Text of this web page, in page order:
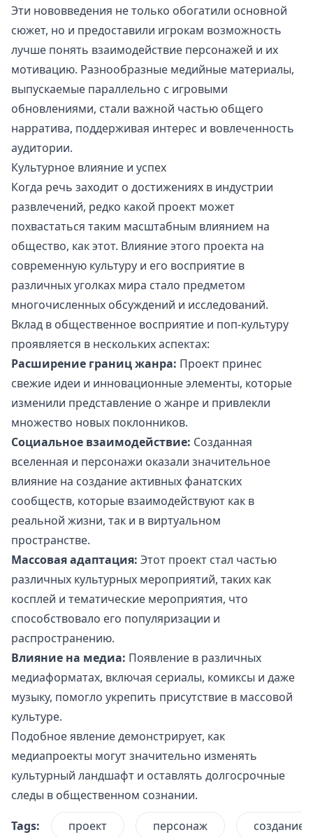
Эти нововведения не только обогатили основной
сюжет, но и предоставили игрокам возможность
лучше понять взаимодействие персонажей и их
мотивацию. Разнообразные медийные материалы,
выпускаемые параллельно с игровыми
обновлениями, стали важной частью общего
нарратива, поддерживая интерес и вовлеченность
аудитории.
Культурное влияние и успех
Когда речь заходит о достижениях в индустрии
развлечений, редко какой проект может
похвастаться таким масштабным влиянием на
общество, как этот. Влияние этого проекта на
современную культуру и его восприятие в
различных уголках мира стало предметом
многочисленных обсуждений и исследований.
Вклад в общественное восприятие и поп-культуру
проявляется в нескольких аспектах:
Расширение границ жанра: Проект принес
свежие идеи и инновационные элементы, которые
изменили представление о жанре и привлекли
множество новых поклонников.
Социальное взаимодействие: Созданная
вселенная и персонажи оказали значительное
влияние на создание активных фанатских
сообществ, которые взаимодействуют как в
реальной жизни, так и в виртуальном
пространстве.
Массовая адаптация: Этот проект стал частью
различных культурных мероприятий, таких как
косплей и тематические мероприятия, что
способствовало его популяризации и
распространению.
Влияние на медиа: Появление в различных
медиаформатах, включая сериалы, комиксы и даже
музыку, помогло укрепить присутствие в массовой
культуре.
Подобное явление демонстрирует, как
медиапроекты могут значительно изменять
культурный ландшафт и оставлять долгосрочные
следы в общественном сознании.
Tags:
проект персонаж создание